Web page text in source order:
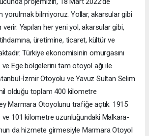
yorulmak bilmiyoruz. Yollar, akarsular gibi
Yapılan her yeni yol, akarsular gibi,
üretimine, ticaret, kültür ve
Türkiye ekonomisinin omurgasını
Ege bölgelerini tam otoyol ağı ile
İzmir Otoyolu ve Yavuz Sultan Selim
olduğu toplam 400 kilometre
Marmara Otoyolunu trafiğe açtık. 1915
101 kilometre uzunluğundaki Malkara-
da hizmete girmesiyle Marmara Otoyol